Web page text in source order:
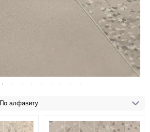
По алфавиту